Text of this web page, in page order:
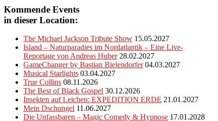
Kommende Events
in dieser Location:
The Michael Jackson Tribute Show 15.05.2027
Island – Naturparadies im Nordatlantik – Eine Live-
Reportage von Andreas Huber 28.02.2027
GameChanger by Bastian Bielendorfer 04.03.2027
Musical Starlights 03.04.2027
True Collins 08.11.2026
The Best of Black Gospel 30.12.2026
Insekten auf Leichen: EXPEDITION ERDE 21.01.2027
Mein Dschungel 11.06.2027
Die Unfassbaren – Magic Comedy & Hypnose 17.01.2028